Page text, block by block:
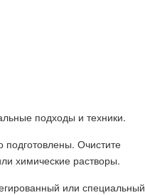
подходы и техники.
Очистите
химические растворы.
или специальный